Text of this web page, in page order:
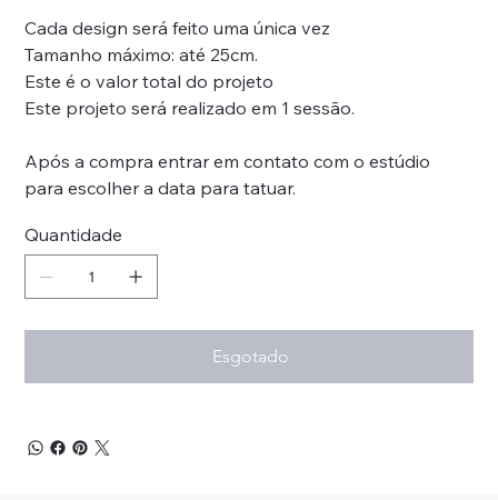
Cada design será feito uma única vez
Tamanho máximo: até 25cm.
Este é o valor total do projeto
Este projeto será realizado em 1 sessão.
Após a compra entrar em contato com o estúdio
para escolher a data para tatuar.
Quantidade
Esgotado